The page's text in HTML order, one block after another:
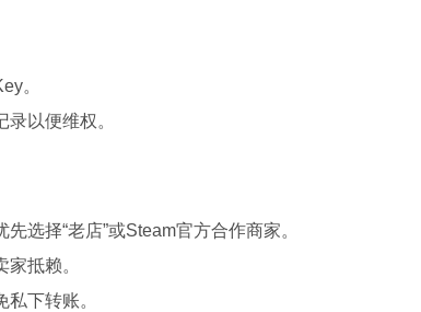
。
录以便维权。
选择“老店”或Steam官方合作商家。
抵赖。
私下转账。